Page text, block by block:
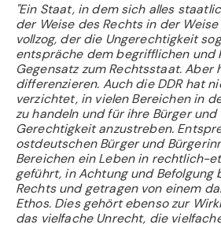
"Ein Staat, in dem sich alles
der Weise des Rechts in der
vollzog, der die Ungerechtigkeit
entspräche dem begrifflichen und
Gegensatz zum Rechtsstaat. Aber
differenzieren. Auch die DDR hat
verzichtet, in vielen Bereichen in
zu handeln und für ihre Bürger und
Gerechtigkeit anzustreben.
ostdeutschen Bürger und
Bereichen ein Leben in rechtlich-
geführt, in Achtung und Befolgung
Rechts und getragen von einem
Ethos. Dies gehört ebenso zur
das vielfache Unrecht, die